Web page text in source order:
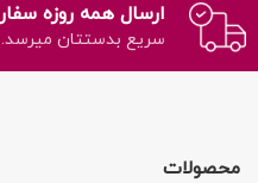
ارسال همه روزه
سریع بدستتان میرسد.
محصولات